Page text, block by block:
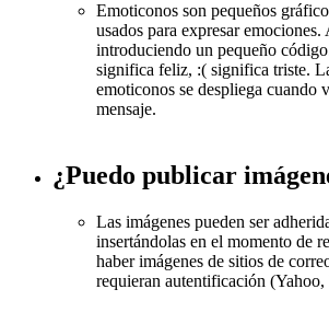
Emoticonos son pequeños
usados para expresar emociones.
introduciendo un pequeño
significa feliz, :( significa triste.
emoticonos se despliega cuando
mensaje.
¿Puedo publicar
Las imágenes pueden ser
insertándolas en el momento de
haber imágenes de sitios de
requieran autentificación